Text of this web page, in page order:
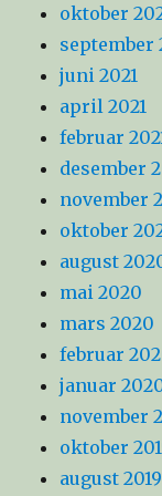
oktober
september
juni 2021
april 2021
februar
desember
november
oktober
august
mai 2020
mars 2020
februar
januar
november
oktober
august 2019